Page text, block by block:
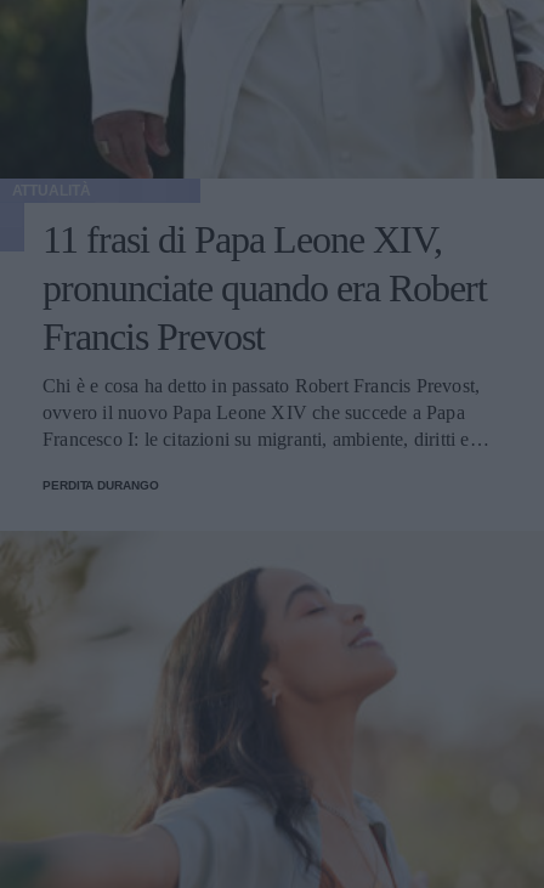
11 frasi di Papa Leone XIV,
pronunciate quando era Robert
Francis Prevost
Chi è e cosa ha detto in passato Robert Francis Prevost,
ovvero il nuovo Papa Leone XIV che succede a Papa
Francesco I: le citazioni su migranti, ambiente, diritti e
PERDITA DURANGO